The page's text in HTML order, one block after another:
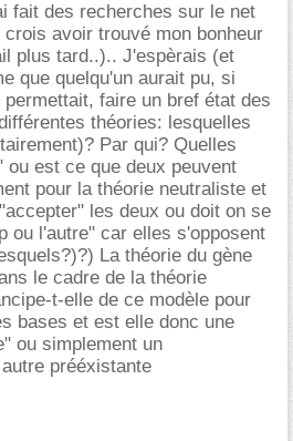
fait des recherches sur le net
avoir trouvé mon bonheur
plus tard..).. J'espèrais (et
que quelqu'un aurait pu, si
faire un bref état des
théories: lesquelles
Par qui? Quelles
ou est ce que deux peuvent
pour la théorie neutraliste et
les deux ou doit on se
ou l'autre" car elles s'opposent
La théorie du gène
le cadre de la théorie
t-elle de ce modèle pour
bases et est elle donc une
ou simplement un
prééxistante